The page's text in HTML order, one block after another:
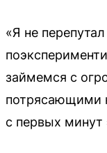
«Я не
займемся с
потрясающими
с первых минут